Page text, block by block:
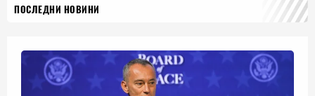
ПОСЛЕДНИ НОВИНИ